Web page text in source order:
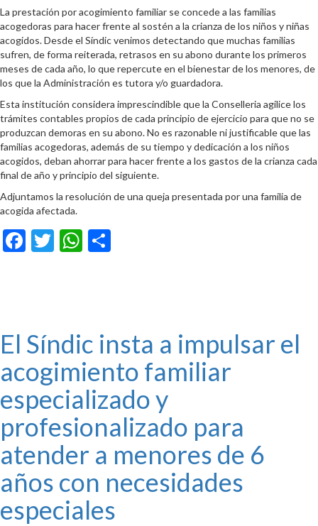
La prestación por acogimiento familiar se concede a las familias
acogedoras para hacer frente al sostén a la crianza de los niños y niñas
acogidos. Desde el Síndic venimos detectando que muchas familias
sufren, de forma reiterada, retrasos en su abono durante los primeros
meses de cada año, lo que repercute en el bienestar de los menores, de
los que la Administración es tutora y/o guardadora.
Esta institución considera imprescindible que la Conselleria agilice los
trámites contables propios de cada principio de ejercicio para que no se
produzcan demoras en su abono. No es razonable ni justificable que las
familias acogedoras, además de su tiempo y dedicación a los niños
acogidos, deban ahorrar para hacer frente a los gastos de la crianza cada
final de año y principio del siguiente.
Adjuntamos la resolución de una queja presentada por una familia de
acogida afectada.
Facebook
TwitterWhatsApp
El Síndic insta a impulsar el
acogimiento familiar
especializado y
profesionalizado para
atender a menores de 6
años con necesidades
especiales